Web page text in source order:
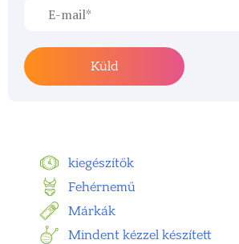
kiegészítők
Fehérnemű
Márkák
Mindent kézzel készített